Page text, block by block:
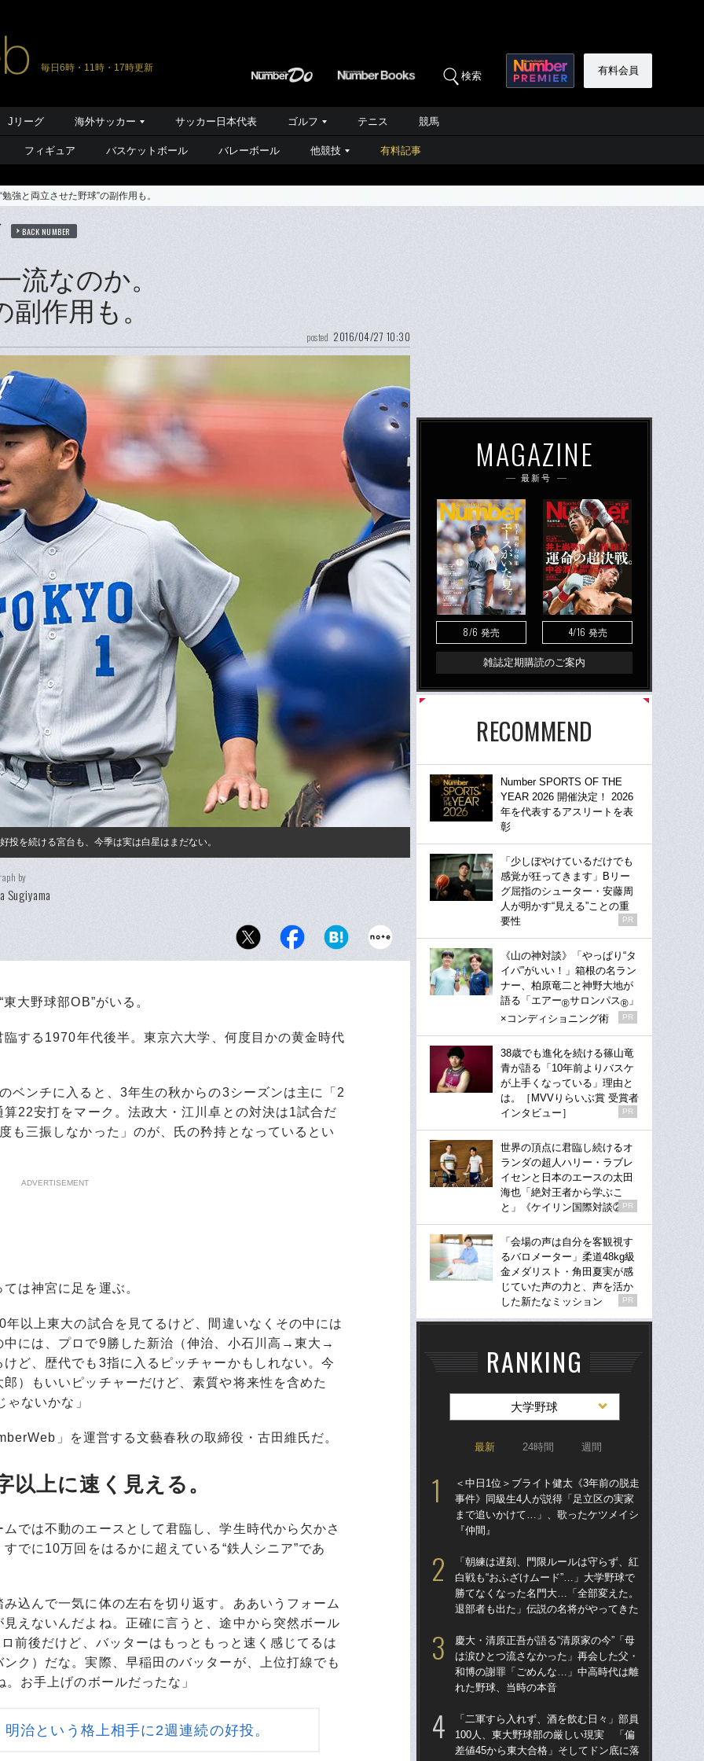
毎日6時・11時・17時更新
検索 有料会員
Jリーグ 海外サッカー サッカー日本代表 ゴルフ テニス 競馬
フィギュア バスケットボール バレーボール 他競技 有料記事
強と両立させた野球”の副作用も。
BACK NUMBER
流なのか。
作用も。
posted 2016/04/27 10:30
を続ける宮台も、今季は実は白星はまだない。
by
Sugiyama
大野球部OB”がいる。
する1970年代後半。東京六大学、何度目かの黄金時代
ンチに入ると、3年生の秋からの3シーズンは主に「2
22安打をマーク。法政大・江川卓との対決は1試合だ
も三振しなかった」のが、氏の矜持となっているとい
ADVERTISEMENT
は神宮に足を運ぶ。
以上東大の試合を見てるけど、間違いなくその中には
中には、プロで9勝した新治（伸治、小石川高→東大→
ど、歴代でも3指に入るピッチャーかもしれない。今
）もいいピッチャーだけど、素質や将来性を含めた
ないかな」
」を運営する文藝春秋の取締役・古田維氏だ。
以上に速く見える。
では不動のエースとして君臨し、学生時代から欠かさ
でに10万回をはるかに超えている“鉄人シニア”であ
込んで一気に体の左右を切り返す。ああいうフォーム
えないんだよね。正確に言うと、途中から突然ボール
前後だけど、バッターはもっともっと速く感じてるは
ク）だな。実際、早稲田のバッターが、上位打線でも
お手上げのボールだったな」
治という格上相手に2週連続の好投。
MAGAZINE
最新号
8/6 発売 4/16 発売
雑誌定期購読のご案内
RECOMMEND
Number SPORTS OF THE
YEAR 2026 開催決定！ 2026
年を代表するアスリートを表
彰
「少しぼやけているだけでも
感覚が狂ってきます」Bリー
グ屈指のシューター・安藤周
人が明かす“見える”ことの重
要性
PR
《山の神対談》「やっぱり“タ
イパ”がいい！」箱根の名ラン
ナー、柏原竜二と神野大地が
語る「エアー®サロンパス® 」
×コンディショニング術
PR
38歳でも進化を続ける篠山竜
青が語る「10年前よりバスケ
が上手くなっている」理由と
は。［MVVりらいぶ賞 受賞者
インタビュー］
PR
世界の頂点に君臨し続けるオ
ランダの超人ハリー・ラブレ
イセンと日本のエースの太田
海也「絶対王者から学ぶこ
と」《ケイリン国際対談②》
PR
「会場の声は自分を客観視す
るバロメーター」柔道48kg級
金メダリスト・角田夏実が感
じていた声の力と、声を活か
した新たなミッション
PR
RANKING
大学野球
最新 24時間 週間
＜中日1位＞ブライト健太《3年前の脱走
事件》同級生4人が説得「足立区の実家
まで追いかけて…」、歌ったケツメイシ
『仲間』
「朝練は遅刻、門限ルールは守らず、紅
白戦も“おふざけムード”…」大学野球で
勝てなくなった名門大…「全部変えた。
退部者も出た」伝説の名将がやってきた
慶大・清原正吾が語る“清原家の今”「母
は涙ひとつ流さなかった」再会した父・
和博の謝罪「ごめんな…」中高時代は離
れた野球、当時の本音
「二軍すら入れず、酒を飲む日々」部員
100人、東大野球部の厳しい現実 「偏
差値45から東大合格」そしてドン底に落